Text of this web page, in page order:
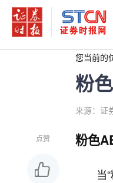
您当前的
粉
来源：证
点赞 粉色
当